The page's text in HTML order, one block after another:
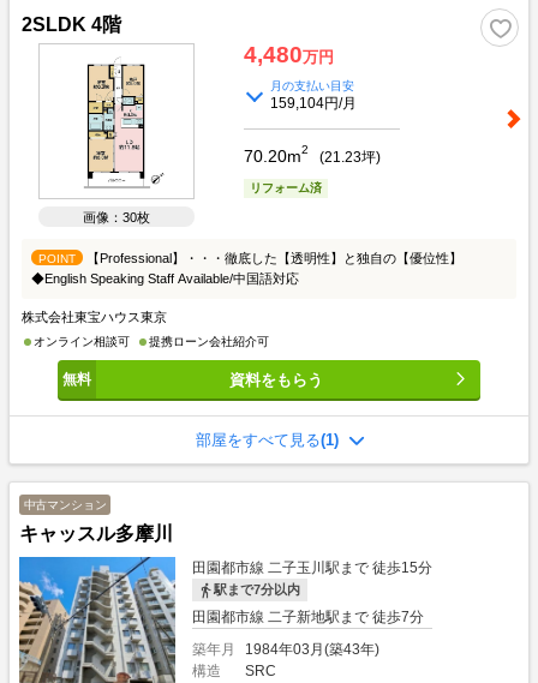
2SLDK 4階
画像：30枚
4,480万円
月の支払い目安
159,104円/月
70.20m2 (21.23坪)
リフォーム済
POINT
【Professional】・・・徹底した【透明性】と独自の【優位性】
◆English Speaking Staff Available/中国語対応
株式会社東宝ハウス東京
オンライン相談可 提携ローン会社紹介可
資料をもらう
部屋をすべて見る(1)
中古マンション
キャッスル多摩川
田園都市線 二子玉川駅まで 徒歩15分
駅まで7分以内
田園都市線 二子新地駅まで 徒歩7分
築年月
1984年03月(築43年)
構造
SRC